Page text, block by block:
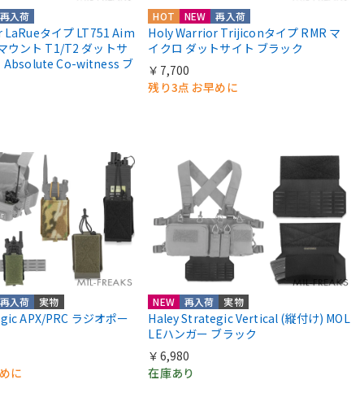
再入荷
タイプ LT751 Aim
ント T1/T2 ダットサ
Absolute Co-witness ブ
HOT NEW 再入荷
Holy Warrior Trijiconタイプ RMR マ
イクロ ダットサイト ブラック
￥7,700
残り3点 お早めに
再入荷 実物
APX/PRC ラジオポー
に
NEW 再入荷 実物
Haley Strategic Vertical (縦付け) MOL
LEハンガー ブラック
￥6,980
在庫あり